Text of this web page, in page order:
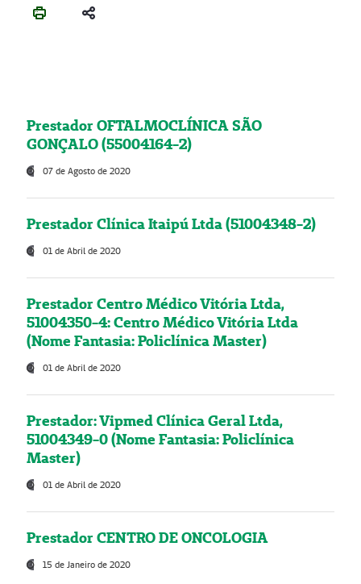
Prestador OFTALMOCLÍNICA SÃO
GONÇALO (55004164-2)
07 de Agosto de 2020
Prestador Clínica Itaipú Ltda (51004348-2)
01 de Abril de 2020
Prestador Centro Médico Vitória Ltda,
51004350-4: Centro Médico Vitória Ltda
(Nome Fantasia: Policlínica Master)
01 de Abril de 2020
Prestador: Vipmed Clínica Geral Ltda,
51004349-0 (Nome Fantasia: Policlínica
Master)
01 de Abril de 2020
Prestador CENTRO DE ONCOLOGIA
15 de Janeiro de 2020